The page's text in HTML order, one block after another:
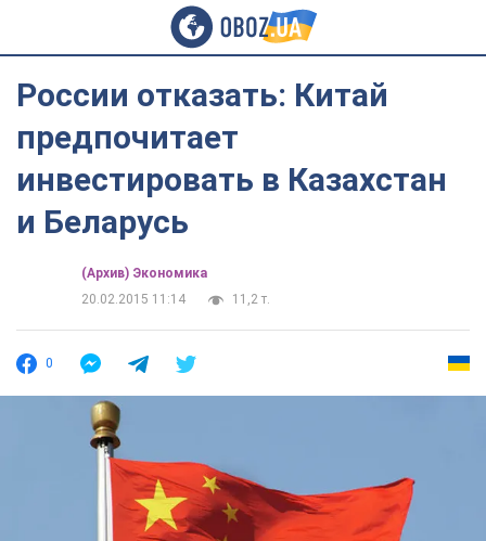
России отказать: Китай
предпочитает
инвестировать в Казахстан
и Беларусь
(Архив) Экономика
20.02.2015 11:14
11,2 т.
0